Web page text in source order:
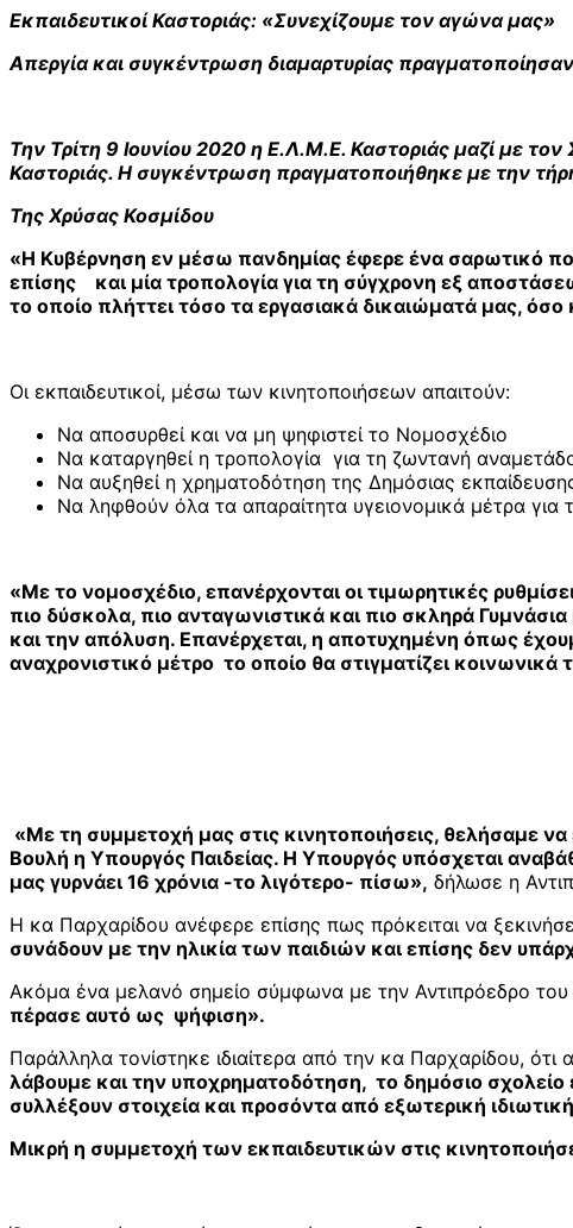
Εκπαιδευτικοί Καστοριάς: «Συνεχίζουμε τον αγώνα μας»
Απεργία και συγκέντρωση διαμαρτυρίας πραγματοποίησαν
Την Τρίτη 9 Ιουνίου 2020 η Ε.Λ.Μ.Ε. Καστοριάς μαζί με
Καστοριάς. Η συγκέντρωση πραγματοποιήθηκε με την
Της Χρύσας Κοσμίδου
«Η Κυβέρνηση εν μέσω πανδημίας έφερε ένα σαρωτικό
επίσης και μία τροπολογία για τη σύγχρονη εξ
το οποίο πλήττει τόσο τα εργασιακά δικαιώματά μας,
Οι εκπαιδευτικοί, μέσω των κινητοποιήσεων απαιτούν:
Να αποσυρθεί και να μη ψηφιστεί το Νομοσχέδιο
Να καταργηθεί η τροπολογία για τη ζωντανή
Να αυξηθεί η χρηματοδότηση της Δημόσιας
Να ληφθούν όλα τα απαραίτητα υγειονομικά μέτρα για
«Με το νομοσχέδιο, επανέρχονται οι τιμωρητικές
πιο δύσκολα, πιο ανταγωνιστικά και πιο σκληρά
και την απόλυση. Επανέρχεται, η αποτυχημένη όπως
αναχρονιστικό μέτρο το οποίο θα στιγματίζει κοινωνικά
«Με τη συμμετοχή μας στις κινητοποιήσεις, θελήσαμε
Βουλή η Υπουργός Παιδείας. Η Υπουργός υπόσχεται
μας γυρνάει 16 χρόνια -το λιγότερο- πίσω», δήλωσε η
Η κα Παρχαρίδου ανέφερε επίσης πως πρόκειται να
συνάδουν με την ηλικία των παιδιών και επίσης δεν
Ακόμα ένα μελανό σημείο σύμφωνα με την Αντιπρόεδρο
πέρασε αυτό ως ψήφιση».
Παράλληλα τονίστηκε ιδιαίτερα από την κα Παρχαρίδου,
λάβουμε και την υποχρηματοδότηση, το δημόσιο σχολείο
συλλέξουν στοιχεία και προσόντα από εξωτερική
Μικρή η συμμετοχή των εκπαιδευτικών στις